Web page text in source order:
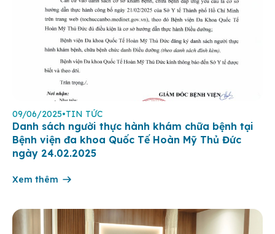
09/06/2025•TIN TỨC
Danh sách người thực hành khám chữa bệnh tại
Bệnh viện đa khoa Quốc Tế Hoàn Mỹ Thủ Đức
ngày 24.02.2025
Xem thêm